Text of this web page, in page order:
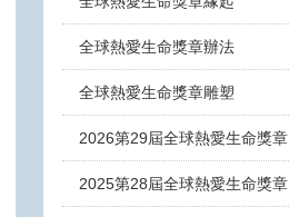
全球熱愛生命獎章辦法
全球熱愛生命獎章雕塑
2026第29屆全球熱愛生命獎章
2025第28屆全球熱愛生命獎章